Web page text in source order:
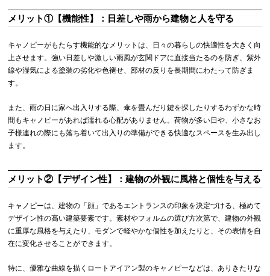
メリット①【機能性】：日差しや雨から建物と人を守る
キャノピーがもたらす機能的なメリットは、日々の暮らしの快適性を大きく向
上させます。強い日差しや激しい雨風が玄関ドアに直接当たるのを防ぎ、紫外
線や湿気による塗装の劣化や色褪せ、部材の反りを長期間にわたって防ぎま
す。
また、雨の日に家へ出入りする際、傘を畳んだり鍵を探したりするわずかな時
間もキャノピーがあれば濡れる心配がありません。荷物が多い日や、小さなお
子様連れの際にも落ち着いて出入りの準備ができる快適なスペースを生み出し
ます。
メリット②【デザイン性】：建物の外観に風格と個性を与える
キャノピーは、建物の「顔」であるエントランスの印象を決定づける、極めて
デザイン性の高い建築要素です。素材やフォルムの選び方次第で、建物の外観
に重厚な風格を与えたり、モダンで軽やかな個性を加えたりと、その表情を自
在に変化させることができます。
特に、優雅な曲線を描くロートアイアン製のキャノピーなどは、ありきたりな